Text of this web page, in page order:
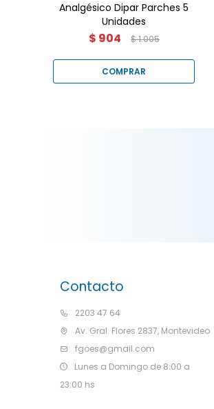
Analgésico Dipar Parches 5
Unidades
$ 904 $1.005
Contacto
2203 47 64
Av. Gral. Flores 2837, Montevideo
fgoes@gmail.com
Lunes a Domingo de 8:00 a
23:00 hs